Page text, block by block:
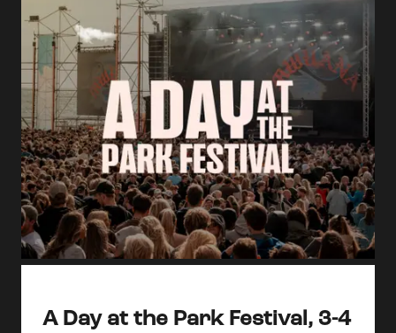
A Day at the Park Festival, 3-4